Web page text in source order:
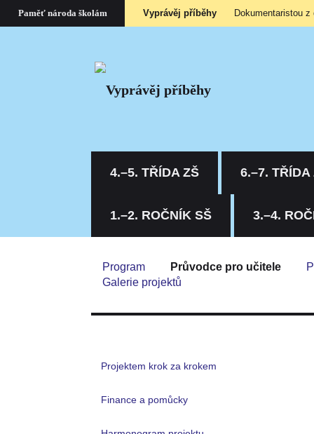
Paměť národa školám Vyprávěj příběhy Dokumentaristou z
4.–5. TŘÍDA ZŠ 6.–7. TŘÍDA
1.–2. ROČNÍK SŠ 3.–4.
Program Průvodce pro učitele
Galerie projektů
Projektem krok za krokem
Finance a pomůcky